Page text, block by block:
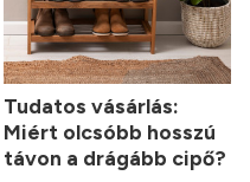
Tudatos vásárlás:
Miért olcsóbb hosszú
távon a drágább cipő?